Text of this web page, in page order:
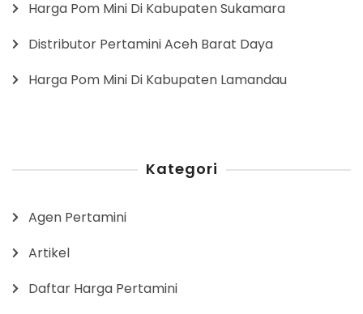
Harga Pom Mini Di Kabupaten Sukamara
Distributor Pertamini Aceh Barat Daya
Harga Pom Mini Di Kabupaten Lamandau
Kategori
Agen Pertamini
Artikel
Daftar Harga Pertamini